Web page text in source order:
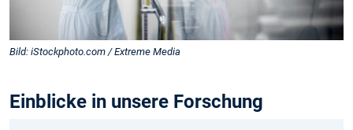
Bild: iStockphoto.com / Extreme Media
Einblicke in unsere Forschung